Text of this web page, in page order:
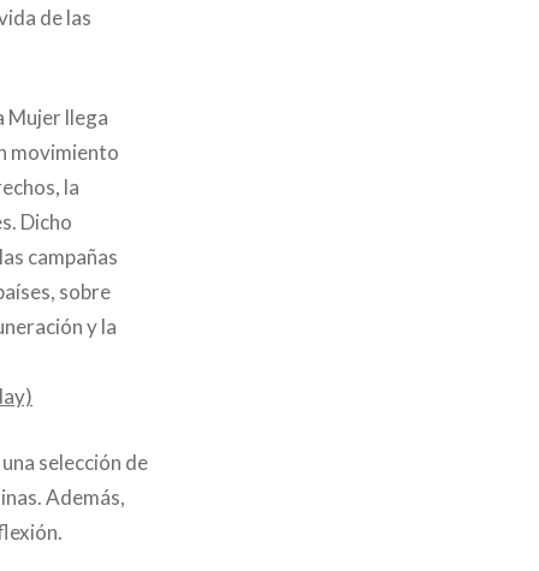
de las
Mujer llega
movimiento
la
Dicho
campañas
sobre
y la
selección de
Además,